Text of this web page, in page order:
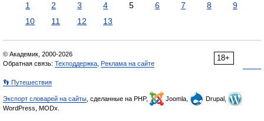
1 2 3 4 5 6 7 8
9
10
11 12 13
18+
© Академик, 2000-2026
Обратная связь: Техподдержка Реклама на сайте
👣 Путешествия
Экспорт словарей на сайты , сделанные на PHP, Joomla,
Drupal,
WordPress, MODx.